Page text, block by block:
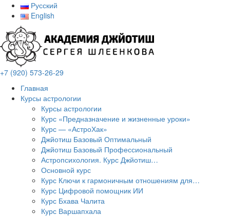
Русский
English
+7 (920) 573-26-29
Главная
Курсы астрологии
Курсы астрологии
Курс «Предназначение и жизненные уроки»
Курс — «АстроХак»
Джйотиш Базовый Оптимальный
Джйотиш Базовый Профессиональный
Астропсихология. Курс Джйотиш…
Основной курс
Курс Ключи к гармоничным отношениям для…
Курс Цифровой помощник ИИ
Курс Бхава Чалита
Курс Варшапхала